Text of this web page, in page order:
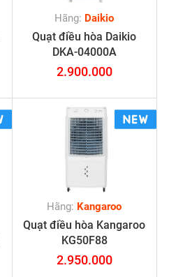
Hãng: Daikio
Quạt điều hòa Daikio
DKA-04000A
2.900.000
Hãng: Kangaroo
Quạt điều hòa Kangaroo
KG50F88
2.950.000